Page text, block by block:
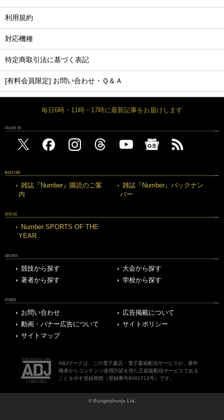
利用規約
対応機種
特定商取引法に基づく表記
[有料会員限定] お問い合わせ・Ｑ＆Ａ
毎日6時・11時・17時に最新記事をお届けします
FOLLOW US
MAGAZINE
雑誌『Number』購読のご案
内
雑誌『Number』バックナン
バー
SPECIAL
Number SPORTS OF THE
YEAR
ARCHIVE
競技から探す
大会から探す
著者から探す
学校から探す
OTHERS
お問い合わせ
広告掲載について
動画・バナー広告について
サイトポリシー
サイトマップ
ABJマークは、この電子書店・電子書籍配信サービスが、著作
権者からコンテンツ使用許諾を得た正規版配信サービスである
ことを示す登録商標（登録番号6091713号）です。
© Bungeishunju Ltd.